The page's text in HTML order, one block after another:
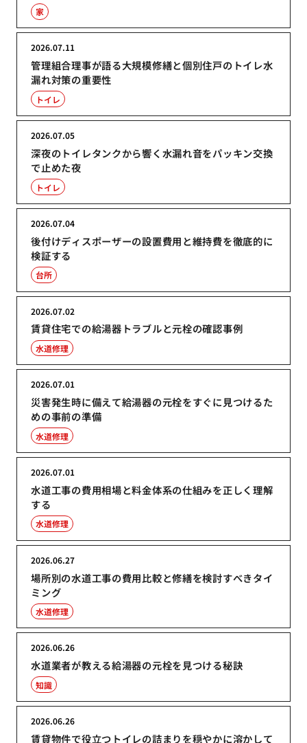
家
管理組合理事が語る大規模修繕と個別住戸のトイレ水
漏れ対策の重要性
2026.07.11
トイレ
深夜のトイレタンクから響く水漏れ音をパッキン交換
で止めた夜
2026.07.05
トイレ
後付けディスポーザーの設置費用と維持費を徹底的に
検証する
2026.07.04
台所
賃貸住宅での給湯器トラブルと元栓の確認事例
2026.07.02
水道修理
災害発生時に備えて給湯器の元栓をすぐに見つけるた
めの事前の準備
2026.07.01
水道修理
水道工事の費用相場と料金体系の仕組みを正しく理解
する
2026.07.01
水道修理
場所別の水道工事の費用比較と修繕を検討すべきタイ
ミング
2026.06.27
水道修理
水道業者が教える給湯器の元栓を見つける秘訣
2026.06.26
知識
賃貸物件で役立つトイレの詰まりを穏やかに溶かして
2026.06.26